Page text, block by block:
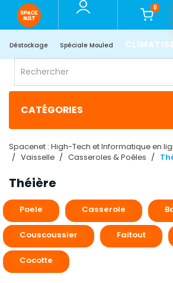
0
Déstockage Spéciale Mouled
CATÉGORIES
Spacenet : High-Tech et Informatique en
Vaisselle
Casseroles & Poêles
Théière
Poele Casserole
Couscoussier​ Faitout
Cocotte